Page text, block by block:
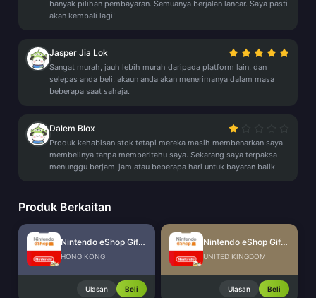
banyak pilihan pembayaran. Semuanya berjalan lancar. Saya pasti
akan kembali lagi!
Jasper Jia Lok
Sangat murah, jauh lebih murah daripada platform lain, dan
selepas anda beli, akaun anda akan menerimanya dalam masa
beberapa saat sahaja.
Dalem Blox
Produk kehabisan stok tetapi mereka masih membenarkan saya
membelinya tanpa memberitahu saya. Sekarang saya terpaksa
menunggu berjam-jam atau beberapa hari untuk bayaran balik.
Produk Berkaitan
Nintendo eShop Gift Card (HK)
HONG KONG
Ulasan Beli
Nintendo eShop Gift Card (UK)
UNITED KINGDOM
Ulasan Beli